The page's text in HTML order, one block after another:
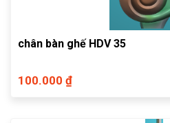
chân bàn ghế HDV 35
100.000 ₫